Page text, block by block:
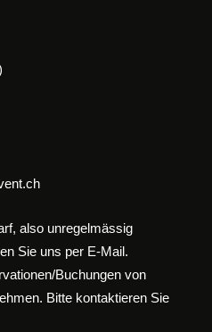
also unregelmässig
Sie uns per E-Mail.
Buchungen von
Bitte kontaktieren Sie